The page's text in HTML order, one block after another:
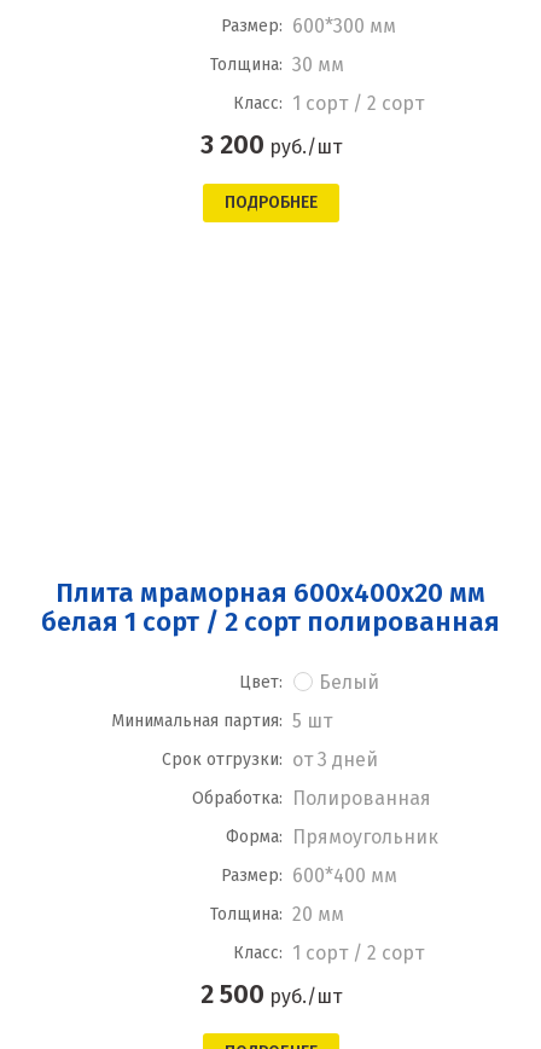
Размер: 600*300 мм
Толщина: 30 мм
Класс: 1 сорт / 2 сорт
3 200 руб./шт
ПОДРОБНЕЕ
Плита мраморная 600x400x20 мм
белая 1 сорт / 2 сорт полированная
Цвет: Белый
Минимальная партия: 5 шт
Срок отгрузки: от 3 дней
Обработка: Полированная
Форма: Прямоугольник
Размер: 600*400 мм
Толщина: 20 мм
Класс: 1 сорт / 2 сорт
2 500 руб./шт